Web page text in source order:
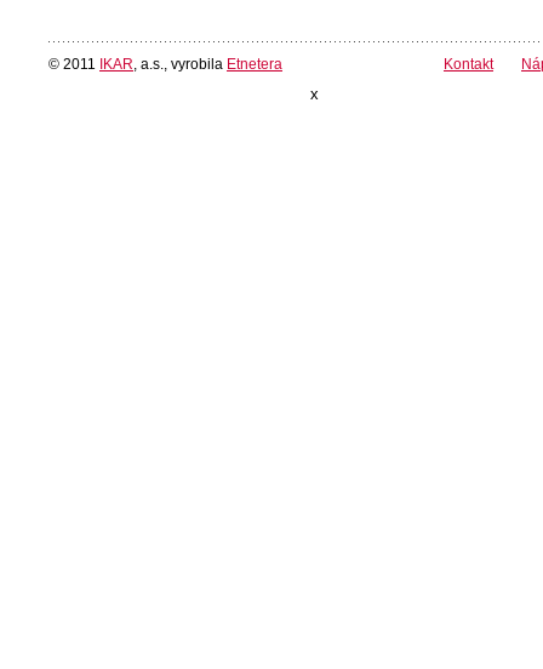
© 2011 IKAR , a.s., vyrobila Etnetera Kontakt
x